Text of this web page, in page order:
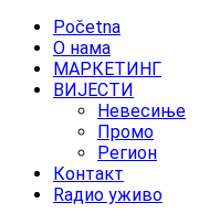
Početna
O нама
МАРКЕТИНГ
ВИЈЕСТИ
Невесиње
Промо
Регион
Контакт
Rадио уживо